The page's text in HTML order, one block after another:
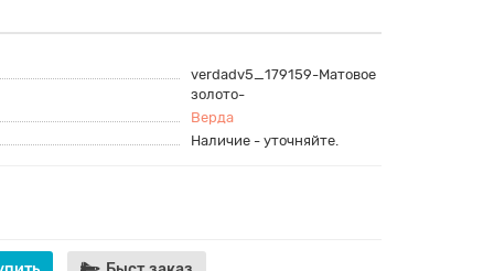
verdadv5_179159-Матовое
золото-
Верда
Наличие - уточняйте.